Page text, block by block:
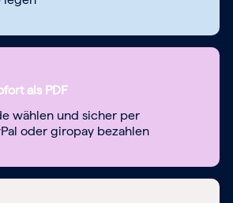
als PDF
wählen und sicher per
oder giropay bezahlen